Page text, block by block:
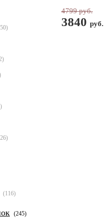
(116)
(245)
4799 руб.
3840 руб.